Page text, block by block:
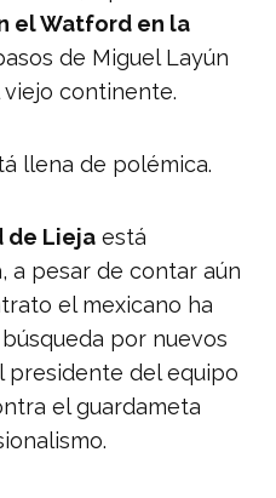
el Watford en la
de Miguel Layún
continente.
llena de polémica.
de Lieja está
a pesar de contar aún
el mexicano ha
por nuevos
presidente del equipo
el guardameta